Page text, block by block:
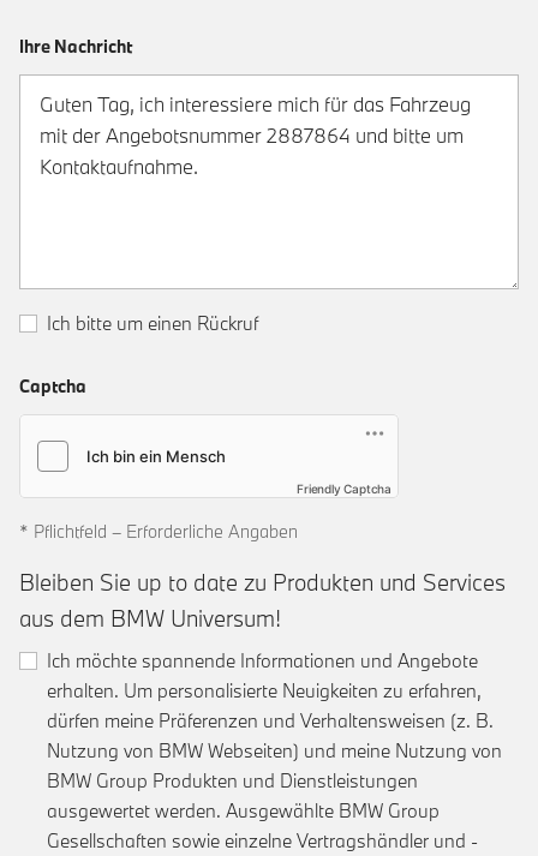
Ihre Nachricht
Ich bitte um einen Rückruf
Captcha
Friendly Captcha
* Pflichtfeld – Erforderliche Angaben
Bleiben Sie up to date zu Produkten und Services
aus dem BMW Universum!
Ich möchte spannende Informationen und Angebote
erhalten. Um personalisierte Neuigkeiten zu erfahren,
dürfen meine Präferenzen und Verhaltensweisen (z. B.
Nutzung von BMW Webseiten) und meine Nutzung von
BMW Group Produkten und Dienstleistungen
ausgewertet werden. Ausgewählte BMW Group
Gesellschaften sowie einzelne Vertragshändler und -